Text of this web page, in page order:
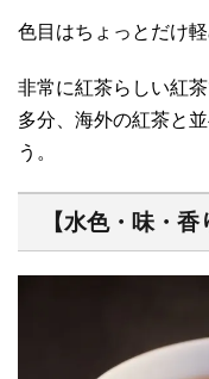
色目はちょっとだけ軽
非常に紅茶らしい紅茶
多分、海外の紅茶と
う。
【水色・味・香